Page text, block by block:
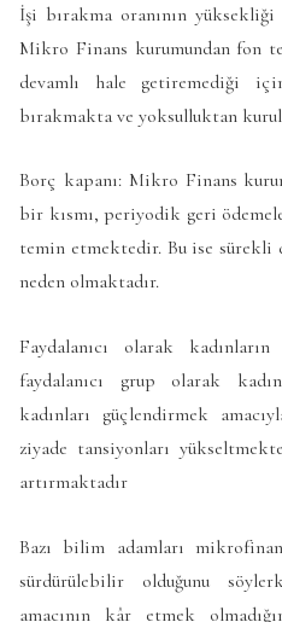
İşi bırakma oranının
Mikro Finans kurumundan fon
devamlı hale getiremediği
bırakmakta ve yoksulluktan
Borç kapanı: Mikro Finans
bir kısmı, periyodik geri
temin etmektedir. Bu ise sürekli
neden olmaktadır.
Faydalanıcı olarak
faydalanıcı grup olarak
kadınları güçlendirmek
ziyade tansiyonları
artırmaktadır
Bazı bilim adamları
sürdürülebilir olduğunu
amacının kâr etmek